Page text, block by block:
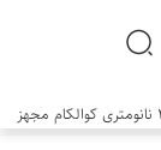
گوشی پرچمدار آنر Win ۲ پرو مکس به پردازنده ۲ نانومتری کوالکام مجهز